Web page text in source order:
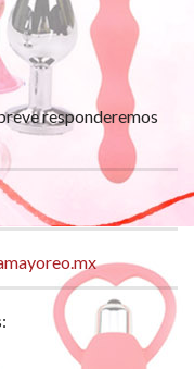
responderemos